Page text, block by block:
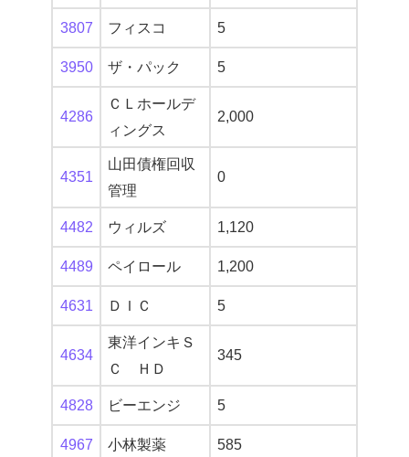
3807 フィスコ 5
3950 ザ・パック 5
4286
ＣＬホールデ
ィングス
2,000
4351
山田債権回収
管理
0
4482 ウィルズ 1,120
4489 ペイロール 1,200
4631 ＤＩＣ 5
4634
東洋インキＳ
Ｃ ＨＤ
345
4828 ビーエンジ 5
4967 小林製薬 585